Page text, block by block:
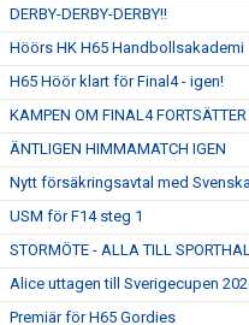
DERBY-DERBY-DERBY!!
Höörs HK H65 Handbollsakademi
H65 Höör klart för Final4 - igen!
KAMPEN OM FINAL4 FORTSÄTTER
ÄNTLIGEN HIMMAMATCH IGEN
Nytt försäkringsavtal med
USM för F14 steg 1
STORMÖTE - ALLA TILL
Alice uttagen till Sverigecupen
Premiär för H65 Gordies